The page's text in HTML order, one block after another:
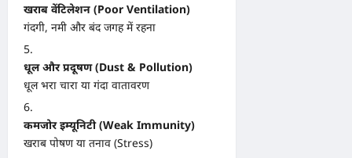
खराब वेंटिलेशन (Poor Ventilation)
गंदगी, नमी और बंद जगह में रहना
धूल और प्रदूषण (Dust & Pollution)
धूल भरा चारा या गंदा वातावरण
कमजोर इम्यूनिटी (Weak Immunity)
खराब पोषण या तनाव (Stress)